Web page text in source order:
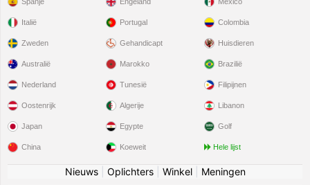
Italië
Zweden
Portugal
Gehandicapt
Colombia
Huisdieren
Australië
Nederland
Oostenrijk
Japan
China
Marokko
Tunesië
Algerije
Egypte
Koeweit
Brazilië
Filipijnen
Libanon
Golf
Hele lijst
Nieuws| Oplichters| Winkel| Meningen